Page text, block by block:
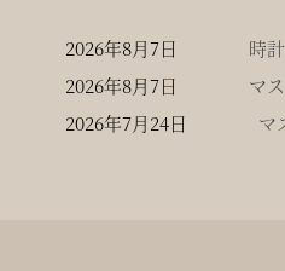
2026年8月7日
時
2026年8月7日
マ
2026年7月24日
マ